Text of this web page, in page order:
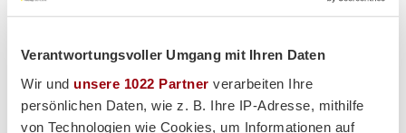
Verantwortungsvoller Umgang mit Ihren Daten
Wir und unsere 1022 Partner verarbeiten Ihre
persönlichen Daten, wie z. B. Ihre IP-Adresse, mithilfe
von Technologien wie Cookies, um Informationen auf
Partner